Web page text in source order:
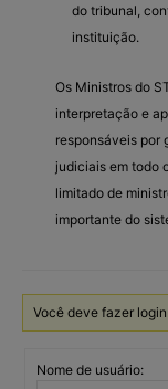
do tribunal,
instituição.
Os Ministros do
interpretação e
responsáveis por
judiciais em todo
limitado de
importante do
Você deve fazer
Nome de usuário: